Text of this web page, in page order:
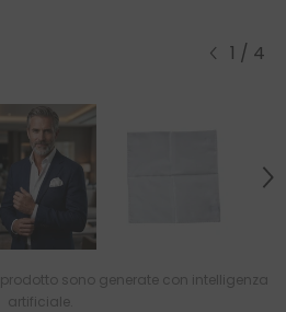
1 / 4
sono generate con intelligenza
artificiale.